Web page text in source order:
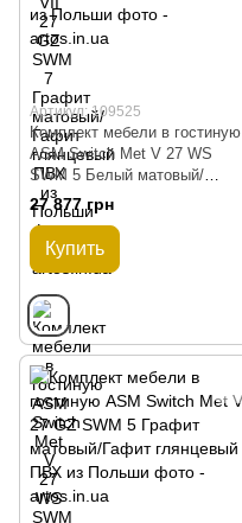
Артикул: 109525
Комплект мебели в гостиную
ASM Switch Met V 27 WS
SWM 5 Белый матовый/
Черный глянцевый из Польши
27 877 грн
Купить